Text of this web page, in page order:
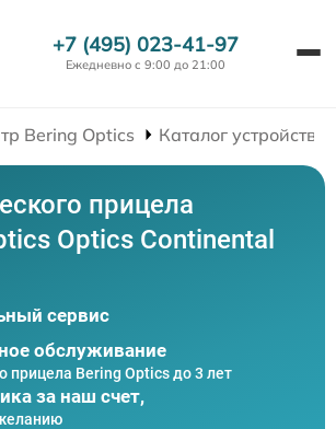
+7 (495) 023-41-97
Ежедневно с 9:00 до 21:00
Bering Optics Каталог устройств
прицела
Optics Continental
сервис
обслуживание
прицела Bering Optics до 3 лет
за наш счет,